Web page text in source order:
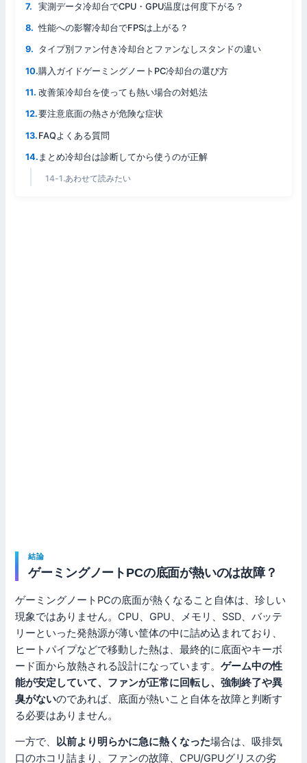
実測データ冷却台でCPU・GPU温度は何度下がる？
性能への影響冷却台でFPSは上がる？
タイプ別ファン付き冷却台とファンなしスタンドの違い
購入ガイドゲーミングノートPC冷却台の選び方
改善策冷却台を使っても熱い場合の対処法
要注意底面の熱さが危険な症状
FAQよくある質問
まとめ冷却台は診断してから使うのが正解
あわせて読みたい
結論
ゲーミングノートPCの底面が熱いのは故障？
ゲーミングノートPCの底面が熱くなること自体は、珍しい
現象ではありません。CPU、GPU、メモリ、SSD、バッテ
リーといった発熱源が薄い筐体の中に詰め込まれており、
ヒートパイプなどで移動した熱は、最終的に底面やキーボ
ード面から放熱される設計になっています。ゲーム中の性
能が安定していて、ファンが正常に回転し、強制終了や異
臭がないのであれば、底面が熱いこと自体を故障と判断す
る必要はありません。
一方で、 以前より明らかに急に熱くなった場合は、吸排気
口のホコリ詰まり、ファンの故障、CPU/GPUグリスの劣